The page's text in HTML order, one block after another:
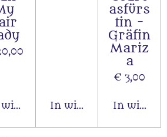
In winkelwagen
asfürs
tin -
Gräfin
Mariz
a
€ 3,00
In